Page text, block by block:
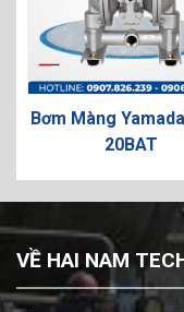
Bơm Màng
20BAT
VỀ HAI NAM